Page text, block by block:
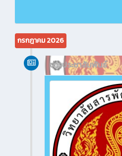
กรกฎาคม 2026
ข่าวประชาสัมพันธ์